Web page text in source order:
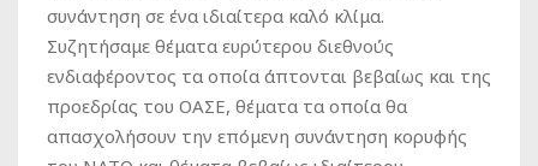
συνάντηση σε ένα ιδιαίτερα καλό κλίμα.
Συζητήσαμε θέματα ευρύτερου διεθνούς
ενδιαφέροντος τα οποία άπτονται βεβαίως και της
προεδρίας του ΟΑΣΕ, θέματα τα οποία θα
απασχολήσουν την επόμενη συνάντηση κορυφής